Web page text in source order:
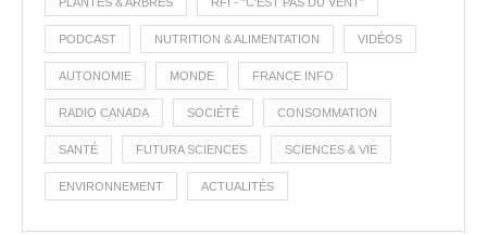
PODCAST NUTRITION & ALIMENTATION VIDÉOS
AUTONOMIE MONDE FRANCE INFO
RADIO CANADA SOCIÉTÉ CONSOMMATION
SANTÉ FUTURA SCIENCES SCIENCES & VIE
ENVIRONNEMENT ACTUALITÉS